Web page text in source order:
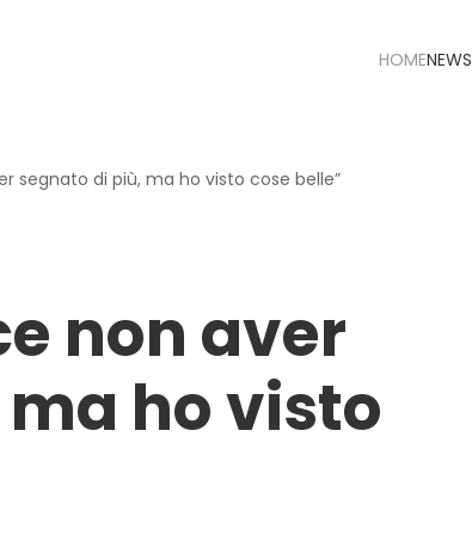
HOMENEWS
segnato di più, ma ho visto cose belle”
non aver
ho visto